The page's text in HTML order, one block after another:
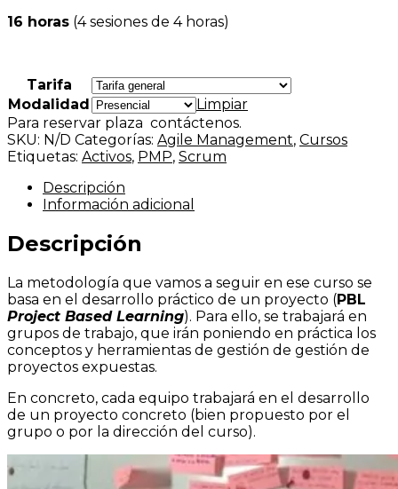
16 horas (4 sesiones de 4 horas)
Tarifa
Modalidad
Limpiar
Para reservar plaza contáctenos.
SKU: N/D Categorías: Agile Management, Cursos
Etiquetas: Activos, PMP, Scrum
Descripción
Información adicional
Descripción
La metodología que vamos a seguir en ese curso se
basa en el desarrollo práctico de un proyecto (PBL
Project Based Learning). Para ello, se trabajará en
grupos de trabajo, que irán poniendo en práctica los
conceptos y herramientas de gestión de gestión de
proyectos expuestas.
En concreto, cada equipo trabajará en el desarrollo
de un proyecto concreto (bien propuesto por el
grupo o por la dirección del curso).